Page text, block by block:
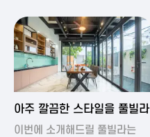
2024-11-19 01:01
아주 깔끔한 스타일을 풀빌라
이번에 소개해드릴 풀빌라는